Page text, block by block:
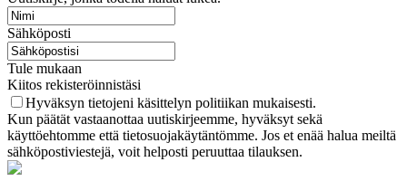
Sähköposti
Tule mukaan
Kiitos rekisteröinnistäsi
Hyväksyn tietojeni käsittelyn politiikan mukaisesti.
Kun päätät vastaanottaa uutiskirjeemme, hyväksyt sekä
käyttöehtomme että tietosuojakäytäntömme. Jos et enää halua meiltä
sähköpostiviestejä, voit helposti peruuttaa tilauksen.